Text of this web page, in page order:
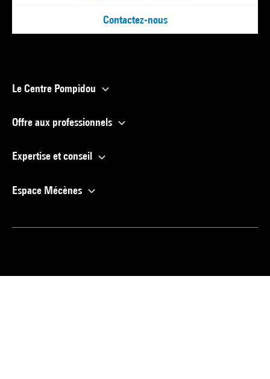
Contactez-nous
Le Centre Pompidou
Offre aux professionnels
Expertise et conseil
Espace Mécènes